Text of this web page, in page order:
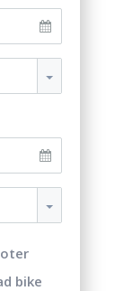
bike